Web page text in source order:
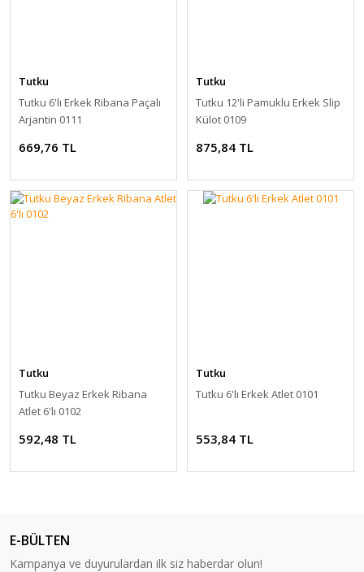
Tutku
Tutku 6'lı Erkek Ribana Paçalı
Arjantin 0111
669,76 TL
Tutku
Tutku 12'li Pamuklu Erkek Slip
Külot 0109
875,84 TL
Tutku
Tutku Beyaz Erkek Ribana
Atlet 6'lı 0102
592,48 TL
Tutku
Tutku 6'lı Erkek Atlet 0101
553,84 TL
E-BÜLTEN
Kampanya ve duyurulardan ilk siz haberdar olun!